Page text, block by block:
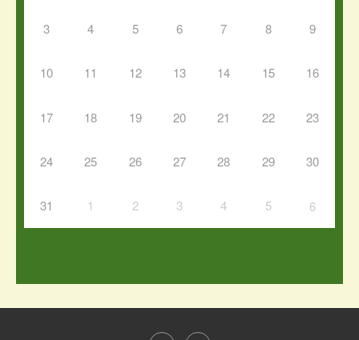
3 4 5 6 7 8 9
10 11 12 13 14 15 16
17 18 19 20 21 22 23
24 25 26 27 28 29 30
31 1 2 3 4 5 6